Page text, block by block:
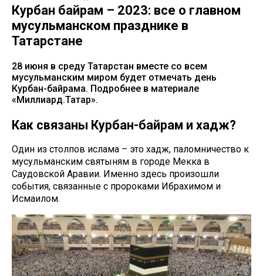
Курбан байрам – 2023: все о главном
мусульманском празднике в
Татарстане
28 июня в среду Татарстан вместе со всем
мусульманским миром будет отмечать день
Курбан-байрама. Подробнее в материале
«Миллиард.Татар».
Как связаны Курбан-байрам и хадж?
Один из столпов ислама – это хадж, паломничество к
мусульманским святыням в городе Мекка в
Саудовской Аравии. Именно здесь произошли
события, связанные с пророками Ибрахимом и
Исмаилом.